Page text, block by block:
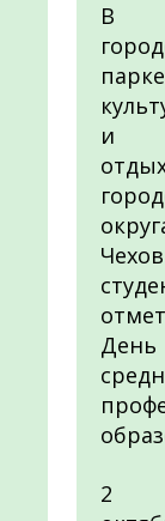
В
парке
и
Чехов
День
2